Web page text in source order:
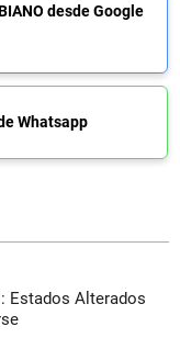
desde Google
Whatsapp
Estados Alterados